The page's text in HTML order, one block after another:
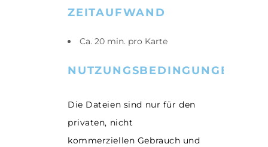
ZEITAUFWAND
Ca. 20 min. pro Karte
NUTZUNGSBEDINGUNGEN
Die Dateien sind nur für den
privaten, nicht
kommerziellen Gebrauch und